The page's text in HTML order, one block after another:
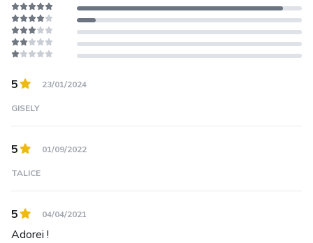
Fichas de leituras (tabuada)
5 23/01/2024
GISELY
5 01/09/2022
TALICE
5 04/04/2021
Adorei !